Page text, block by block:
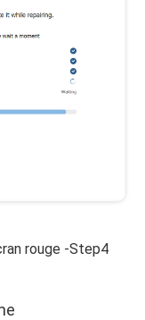
rouge -Step4